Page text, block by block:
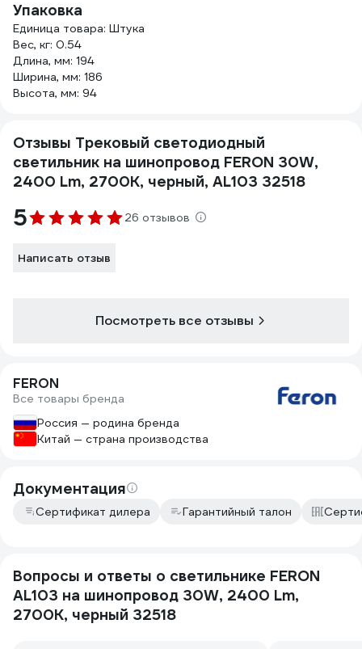
Упаковка
Единица товара: Штука
Вес, кг: 0.54
Длина, мм: 194
Ширина, мм: 186
Высота, мм: 94
Отзывы Трековый светодиодный
светильник на шинопровод FERON 30W,
2400 Lm, 2700К, черный, AL103 32518
5 26 отзывов
Написать отзыв
Посмотреть все отзывы
FERON
Все товары бренда
Россия — родина бренда
Китай — страна производства
Документация
Сертификат дилера Гарантийный талон
Вопросы и ответы о светильнике FERON
AL103 на шинопровод 30W, 2400 Lm,
2700К, черный 32518